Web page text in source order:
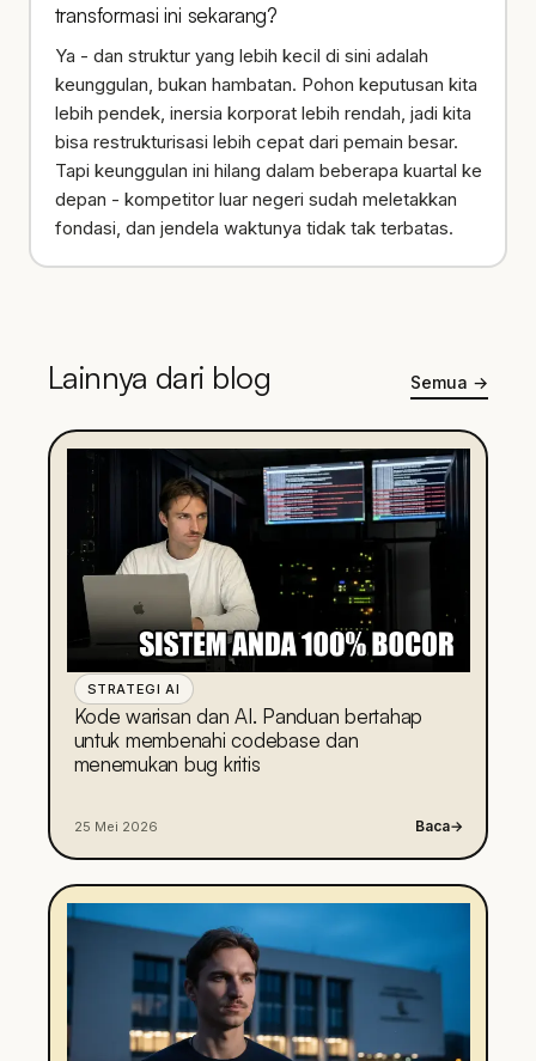
transformasi ini sekarang?
Ya - dan struktur yang lebih kecil di sini adalah
keunggulan, bukan hambatan. Pohon keputusan kita
lebih pendek, inersia korporat lebih rendah, jadi kita
bisa restrukturisasi lebih cepat dari pemain besar.
Tapi keunggulan ini hilang dalam beberapa kuartal ke
depan - kompetitor luar negeri sudah meletakkan
fondasi, dan jendela waktunya tidak tak terbatas.
Lainnya dari blog Semua →
STRATEGI AI
Kode warisan dan AI. Panduan bertahap
untuk membenahi codebase dan
menemukan bug kritis
25 Mei 2026 Baca→